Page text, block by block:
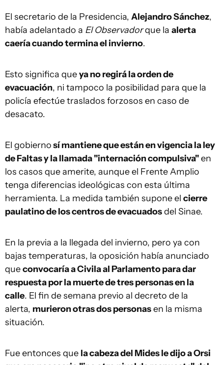
El secretario de la Presidencia, Alejandro Sánchez,
había adelantado a El Observadorque la alerta
caería cuando termina el invierno.
Esto significa queya no regirá la orden de
evacuación, ni tampoco la posibilidad para que la
policía efectúe traslados forzosos en caso de
desacato.
El gobiernosí mantiene que están en vigencia la ley
de Faltas y la llamada "internación compulsiva"en
los casos que amerite, aunque el Frente Amplio
tenga diferencias ideológicas con esta última
herramienta. La medida también supone el cierre
paulatino de los centros de evacuadosdel Sinae.
En la previa a la llegada del invierno, pero ya con
bajas temperaturas, la oposición había anunciado
queconvocaría a Civila al Parlamento para dar
respuesta por la muerte de tres personas en la
calle. El fin de semana previo al decreto de la
alerta, murieron otras dos personasen la misma
situación.
Fue entonces que la cabeza del Mides le dijo a Orsi